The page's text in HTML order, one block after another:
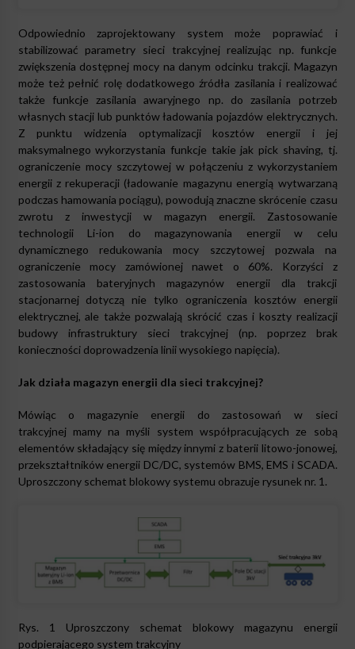
Odpowiednio zaprojektowany system może poprawiać i
stabilizować parametry sieci trakcyjnej realizując np. funkcje
zwiększenia dostępnej mocy na danym odcinku trakcji. Magazyn
może też pełnić rolę dodatkowego źródła zasilania i realizować
także funkcje zasilania awaryjnego np. do zasilania potrzeb
własnych stacji lub punktów ładowania pojazdów elektrycznych.
Z punktu widzenia optymalizacji kosztów energii i jej
maksymalnego wykorzystania funkcje takie jak pick shaving, tj.
ograniczenie mocy szczytowej w połączeniu z wykorzystaniem
energii z rekuperacji (ładowanie magazynu energią wytwarzaną
podczas hamowania pociągu), powodują znaczne skrócenie czasu
zwrotu z inwestycji w magazyn energii. Zastosowanie
technologii Li-ion do magazynowania energii w celu
dynamicznego redukowania mocy szczytowej pozwala na
ograniczenie mocy zamówionej nawet o 60%. Korzyści z
zastosowania bateryjnych magazynów energii dla trakcji
stacjonarnej dotyczą nie tylko ograniczenia kosztów energii
elektrycznej, ale także pozwalają skrócić czas i koszty realizacji
budowy infrastruktury sieci trakcyjnej (np. poprzez brak
konieczności doprowadzenia linii wysokiego napięcia).
Jak działa magazyn energii dla sieci trakcyjnej?
Mówiąc o magazynie energii do zastosowań w sieci
trakcyjnej mamy na myśli system współpracujących ze sobą
elementów składający się między innymi z baterii litowo-jonowej,
przekształtników energii DC/DC, systemów BMS, EMS i SCADA.
Uproszczony schemat blokowy systemu obrazuje rysunek nr. 1.
Rys. 1 Uproszczony schemat blokowy magazynu energii
podpierającego system trakcyjny